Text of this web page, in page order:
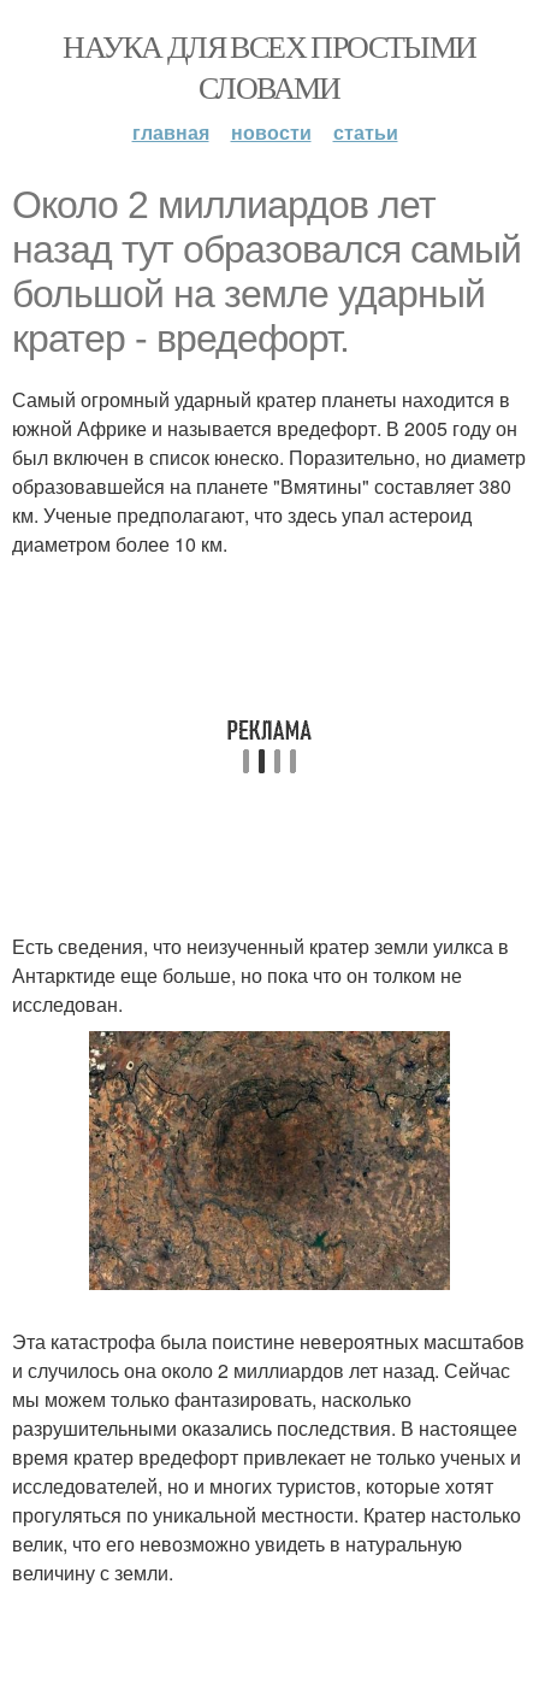
НАУКА ДЛЯ ВСЕХ ПРОСТЫМИ
СЛОВАМИ
главная новости статьи
Около 2 миллиардов лет
назад тут образовался самый
большой на земле ударный
кратер - вредефорт.
Самый огромный ударный кратер планеты находится в
южной Африке и называется вредефорт. В 2005 году он
был включен в список юнеско. Поразительно, но диаметр
образовавшейся на планете "Вмятины" составляет 380
км. Ученые предполагают, что здесь упал астероид
диаметром более 10 км.
Есть сведения, что неизученный кратер земли уилкса в
Антарктиде еще больше, но пока что он толком не
исследован.
Эта катастрофа была поистине невероятных масштабов
и случилось она около 2 миллиардов лет назад. Сейчас
мы можем только фантазировать, насколько
разрушительными оказались последствия. В настоящее
время кратер вредефорт привлекает не только ученых и
исследователей, но и многих туристов, которые хотят
прогуляться по уникальной местности. Кратер настолько
велик, что его невозможно увидеть в натуральную
величину с земли.